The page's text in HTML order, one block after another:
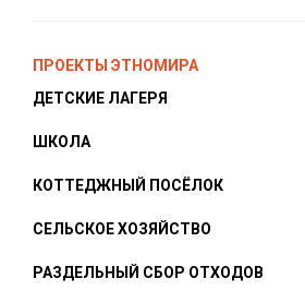
ПРОЕКТЫ ЭТНОМИРА
ДЕТСКИЕ ЛАГЕРЯ
ШКОЛА
КОТТЕДЖНЫЙ ПОСЁЛОК
СЕЛЬСКОЕ ХОЗЯЙСТВО
РАЗДЕЛЬНЫЙ СБОР ОТХОДОВ